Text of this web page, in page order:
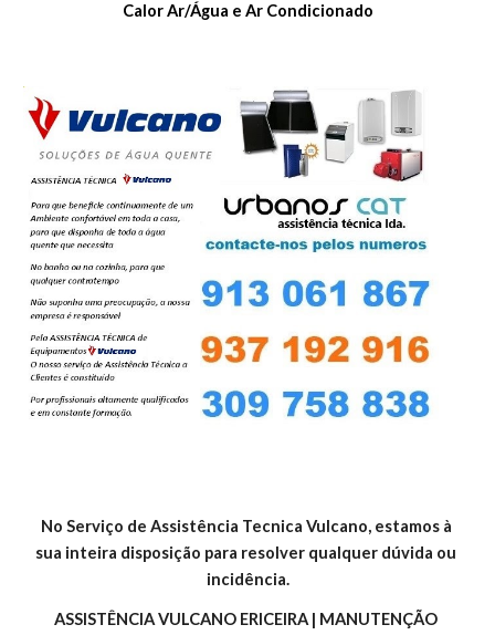
Calor Ar/Água e Ar Condicionado
No Serviço de Assistência Tecnica Vulcano, estamos à
sua inteira disposição para resolver qualquer dúvida ou
incidência.
ASSISTÊNCIA VULCANO ERICEIRA | MANUTENÇÃO